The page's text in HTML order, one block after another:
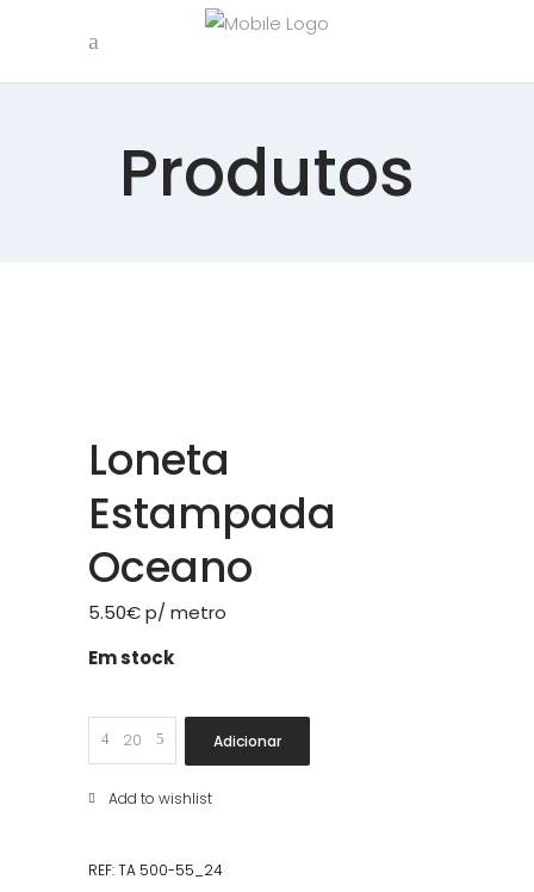
Produtos
Loneta
Estampada
Oceano
5.50€p/ metro
Em stock
Loneta
Estampada
Oceano
Adicionar
Add to wishlist
REF:TA 500-55_24